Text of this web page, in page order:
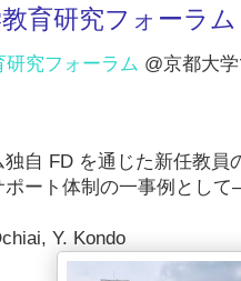
育研究フォーラ
研究フォーラム @京都大
独自 FD を通じた新任教
ポート体制の一事例とし
Y. Kondo